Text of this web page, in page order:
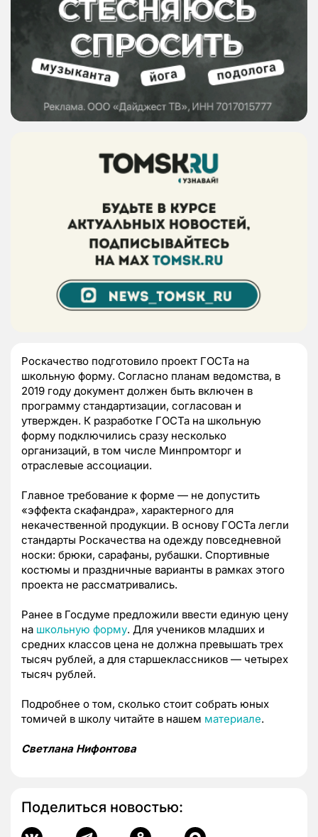
Роскачество подготовило проект ГОСТа на
школьную форму. Согласно планам ведомства, в
2019 году документ должен быть включен в
программу стандартизации, согласован и
утвержден. К разработке ГОСТа на школьную
форму подключились сразу несколько
организаций, в том числе Минпромторг и
отраслевые ассоциации.
Главное требование к форме — не допустить
«эффекта скафандра», характерного для
некачественной продукции. В основу ГОСТа легли
стандарты Роскачества на одежду повседневной
носки: брюки, сарафаны, рубашки. Спортивные
костюмы и праздничные варианты в рамках этого
проекта не рассматривались.
Ранее в Госдуме предложили ввести единую цену
на школьную форму. Для учеников младших и
средних классов цена не должна превышать трех
тысяч рублей, а для старшеклассников — четырех
тысяч рублей.
Подробнее о том, сколько стоит собрать юных
томичей в школу читайте в нашем материале.
Светлана Нифонтова
Поделиться новостью: